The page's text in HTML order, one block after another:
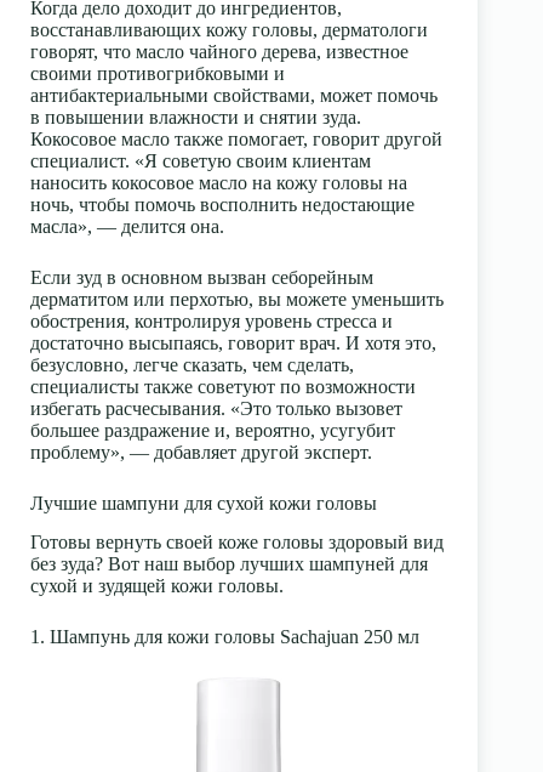
Когда дело доходит до ингредиентов,
восстанавливающих кожу головы, дерматологи
говорят, что масло чайного дерева, известное
своими противогрибковыми и
антибактериальными свойствами, может помочь
в повышении влажности и снятии зуда.
Кокосовое масло также помогает, говорит другой
специалист. «Я советую своим клиентам
наносить кокосовое масло на кожу головы на
ночь, чтобы помочь восполнить недостающие
масла», — делится она.
Если зуд в основном вызван себорейным
дерматитом или перхотью, вы можете уменьшить
обострения, контролируя уровень стресса и
достаточно высыпаясь, говорит врач. И хотя это,
безусловно, легче сказать, чем сделать,
специалисты также советуют по возможности
избегать расчесывания. «Это только вызовет
большее раздражение и, вероятно, усугубит
проблему», — добавляет другой эксперт.
Лучшие шампуни для сухой кожи головы
Готовы вернуть своей коже головы здоровый вид
без зуда? Вот наш выбор лучших шампуней для
сухой и зудящей кожи головы.
1. Шампунь для кожи головы Sachajuan 250 мл